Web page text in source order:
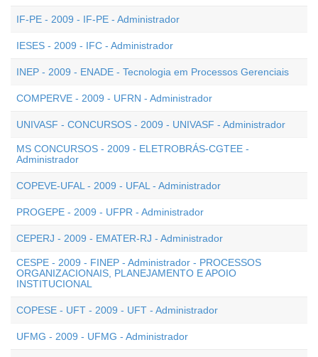
IF-PE - 2009 - IF-PE - Administrador
IESES - 2009 - IFC - Administrador
INEP - 2009 - ENADE - Tecnologia em Processos Gerenciais
COMPERVE - 2009 - UFRN - Administrador
UNIVASF - CONCURSOS - 2009 - UNIVASF - Administrador
MS CONCURSOS - 2009 - ELETROBRÁS-CGTEE -
Administrador
COPEVE-UFAL - 2009 - UFAL - Administrador
PROGEPE - 2009 - UFPR - Administrador
CEPERJ - 2009 - EMATER-RJ - Administrador
CESPE - 2009 - FINEP - Administrador - PROCESSOS
ORGANIZACIONAIS, PLANEJAMENTO E APOIO
INSTITUCIONAL
COPESE - UFT - 2009 - UFT - Administrador
UFMG - 2009 - UFMG - Administrador